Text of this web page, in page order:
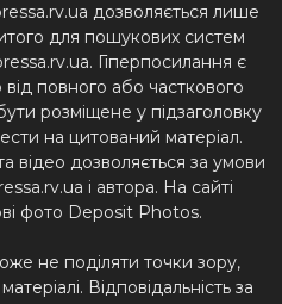
дозволяється лише
для пошукових систем
Гіперпосилання є
повного або часткового
розміщене у підзаголовку
на цитований матеріал.
відео дозволяється за умови
і автора. На сайті
фото Deposit Photos.
не поділяти точки зору,
Відповідальність за